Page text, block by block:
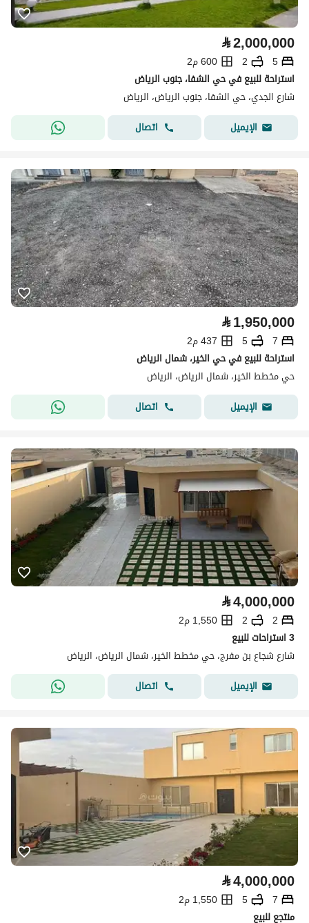
⃁2,000,000
5
2
600 م2
استراحة للبيع في حي الشفا، جنوب الرياض
شارع الجدي، حي الشفا، جنوب الرياض، الرياض
الإيميل
اتصال
⃁1,950,000
7
5
437 م2
استراحة للبيع في حي الخير، شمال الرياض
حي مخطط الخير، شمال الرياض، الرياض
الإيميل
اتصال
⃁4,000,000
2
2
1,550 م2
3 استراحات للبيع
شارع شجاع بن مفرج، حي مخطط الخير، شمال الرياض، الرياض
الإيميل
اتصال
⃁4,000,000
7
5
1,550 م2
منتجع للبيع